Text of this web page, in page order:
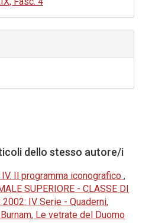
dello stesso autore/i
Il programma iconografico ,
SUPERIORE - CLASSE DI
2002: IV Serie - Quaderni,
Le vetrate del Duomo